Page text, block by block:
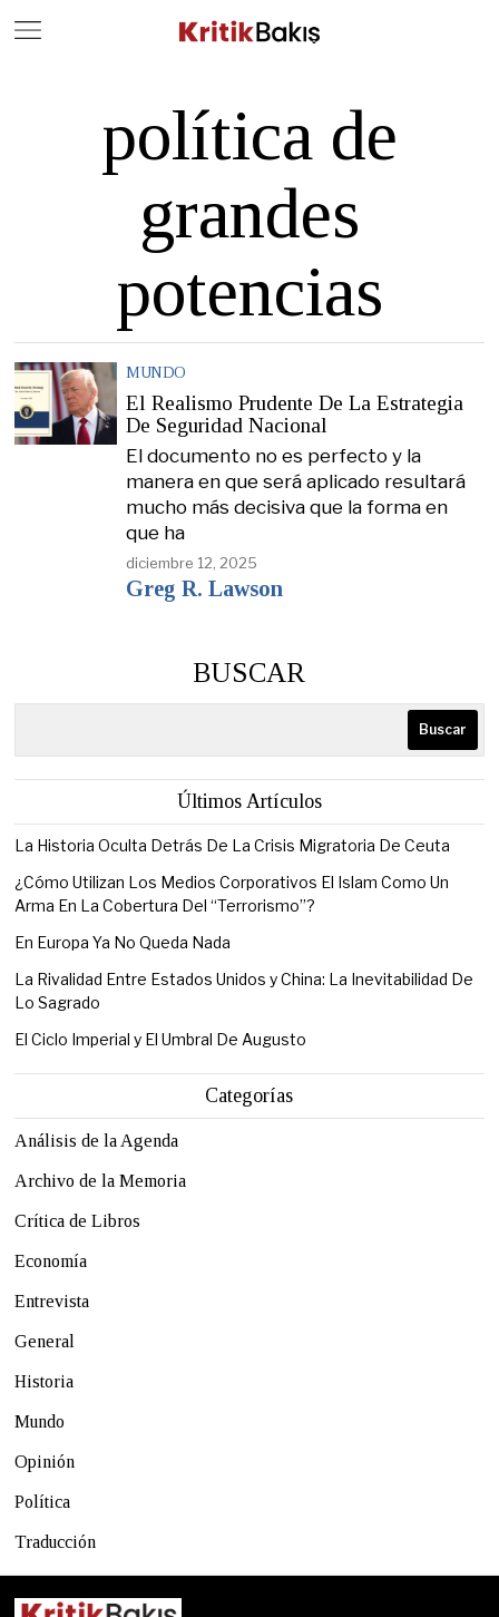
política de
grandes
potencias
MUNDO
El Realismo Prudente De La Estrategia
De Seguridad Nacional
El documento no es perfecto y la
manera en que será aplicado resultará
mucho más decisiva que la forma en
que ha
diciembre 12, 2025
Greg R. Lawson
BUSCAR
Buscar
Últimos Artículos
La Historia Oculta Detrás De La Crisis Migratoria De Ceuta
¿Cómo Utilizan Los Medios Corporativos El Islam Como Un
Arma En La Cobertura Del “Terrorismo”?
En Europa Ya No Queda Nada
La Rivalidad Entre Estados Unidos y China: La Inevitabilidad De
Lo Sagrado
El Ciclo Imperial y El Umbral De Augusto
Categorías
Análisis de la Agenda
Archivo de la Memoria
Crítica de Libros
Economía
Entrevista
General
Historia
Mundo
Opinión
Política
Traducción